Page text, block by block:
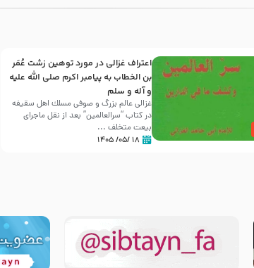
اعتراف غزالی در مورد توهین زشت عُمَر
بن الخطاب به پیامبر اکرم صلی الله علیه
و آله و سلم
غزالی عالم بزرگ و صوفی مسلك اهل سقيفه
در کتاب “سرالعالمین” بعد از نقل ماجرای
بیعت متخلف ...
۱۸ /۰۵/ ۱۴۰۵